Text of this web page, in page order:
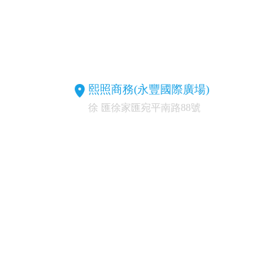
熙照商務(永豐國際廣場)
徐 匯徐家匯宛平南路88號